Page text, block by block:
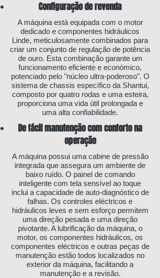
Configuração de revenda
A máquina está equipada com o motor
dedicado e componentes hidráulicos
Linde, meticulosamente combinados para
criar um conjunto de regulação de potência
de ouro. Esta combinação garante um
funcionamento eficiente e económico,
potenciado pelo "núcleo ultra-poderoso". O
sistema de chassis específico da Shantui,
composto por quatro rodas e uma esteira,
proporciona uma vida útil prolongada e
uma alta confiabilidade.
De fácil manutenção com conforto na
operação
A máquina possui uma cabine de pressão
integrada que assegura um ambiente de
baixo ruído. O painel de comando
inteligente com tela sensível ao toque
inclui a capacidade de auto-diagnóstico de
falhas. Os controles eléctricos e
hidráulicos leves e sem esforço permitem
uma direção pesada e uma direção
pivotante. A lubrificação da máquina, o
motor, os componentes hidráulicos, os
componentes eléctricos e outras peças de
manutenção estão todos localizados no
exterior da máquina, facilitando a
manutenção e a revisão.